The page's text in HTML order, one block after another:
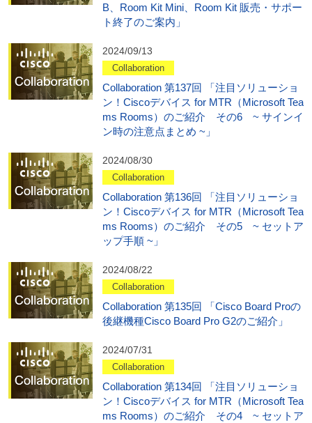
B、Room Kit Mini、Room Kit 販売・サポー
ト終了のご案内」
2024/09/13
Collaboration
Collaboration 第137回 「注目ソリューショ
ン！Ciscoデバイス for MTR（Microsoft Tea
ms Rooms）のご紹介 その6 ~ サインイ
ン時の注意点まとめ ~」
2024/08/30
Collaboration
Collaboration 第136回 「注目ソリューショ
ン！Ciscoデバイス for MTR（Microsoft Tea
ms Rooms）のご紹介 その5 ~ セットア
ップ手順 ~」
2024/08/22
Collaboration
Collaboration 第135回 「Cisco Board Proの
後継機種Cisco Board Pro G2のご紹介」
2024/07/31
Collaboration
Collaboration 第134回 「注目ソリューショ
ン！Ciscoデバイス for MTR（Microsoft Tea
ms Rooms）のご紹介 その4 ~ セットア